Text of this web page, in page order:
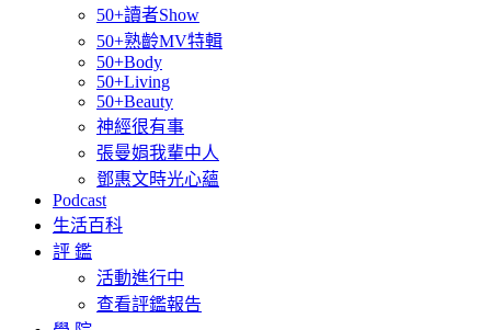
50+讀者Show
50+熟齡MV特輯
50+Body
50+Living
50+Beauty
神經很有事
張曼娟我輩中人
鄧惠文時光心蘊
Podcast
生活百科
評 鑑
活動進行中
查看評鑑報告